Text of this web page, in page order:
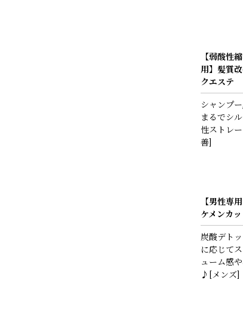
【弱酸性
用】髪質
クエステ
シャンプ
まるでシ
性ストレ
善]
【男性専
ケメンカ
炭酸デト
に応じて
ューム感
♪[メンズ]